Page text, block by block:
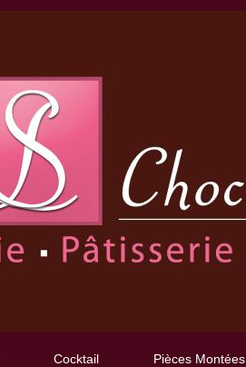
Cocktail Pièces Montées